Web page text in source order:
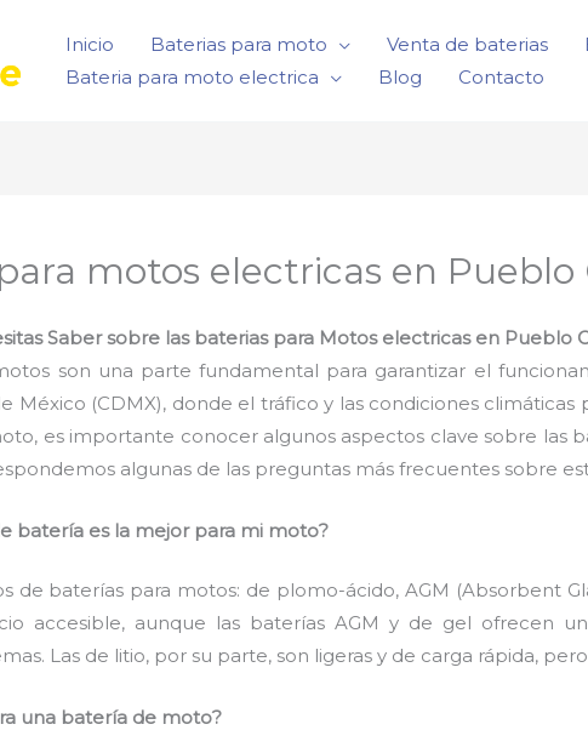
Inicio Baterias para moto Venta de baterias
Bateria para moto electrica
Blog Contacto
motos electricas en Pueblo
Saber sobre las baterias para Motos electricas en Pueblo
son una parte fundamental para garantizar el
México (CDMX), donde el tráfico y las condiciones
es importante conocer algunos aspectos clave sobre las
algunas de las preguntas más frecuentes sobre
batería es la mejor para mi moto?
de baterías para motos: de plomo-ácido, AGM (Absorbent
accesible, aunque las baterías AGM y de gel ofrecen
Las de litio, por su parte, son ligeras y de carga rápida,
una batería de moto?